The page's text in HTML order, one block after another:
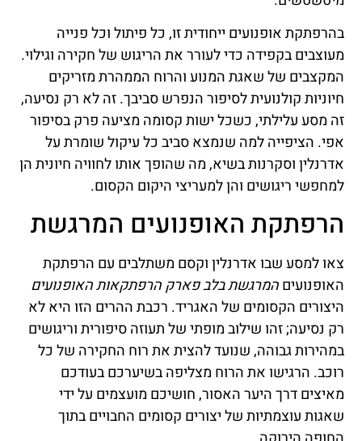
בהרפתקת אופנועים ייחודית זו, כל פיתול וכל פנייה
מעוצבים בקפידה כדי לעורר את הריגוש של חקירה וגילוי.
המקצבים של שאגת המנוע והרוח הממהרת מזריקים
חיוניות קולנועית לסיפור הנפרש סביבך. זה לא רק נסיעה,
זה מסע עלילתי, כשכל ישות קסומה מציעה פרק בסיפור
אפי. הציפייה למה שנמצא סביב כל עיקול שומרת על
אדרנלין וסקרנות בשיא, מה שהופך אותו לחוויה חיונית הן
למחפשי ריגושים והן למעריצי היקום הקסום.
הרפתקת האופנועים המרגשת
צאו למסע שבו אדרנלין וקסם משתלבים עם הרפתקת
האופנועיםהמרגשת בלב פארק הרפתקאות האופנועים
היצורים הקסומים של האגריד. רכבת ההרים הזו היא לא
רק נסיעה; זהו שילוב מופתי של תעוזה סיפורית וריגושים
במהירות גבוהה, שנועד להצית את רוח החקירה של כל
רוכב. הרגישו את הרוח מצליפה בשיערכם בעודכם
מאיצים דרך היער האסור, חושיכם מועצמים על ידי
שאגות עוצמתיות של יצורים קסומים החבויים בתוך